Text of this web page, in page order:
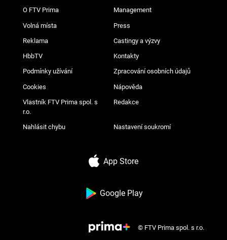
O FTV Prima Management
Volná místa Press
Reklama Castingy a výzvy
HbbTV Kontakty
Podmínky užívání Zpracování osobních údajů
Cookies Nápověda
Vlastník FTV Prima spol. s
r.o.
Redakce
Nahlásit chybu Nastavení soukromí
App Store
Google Play
© FTV Prima spol. s r.o.